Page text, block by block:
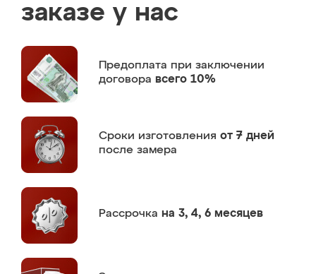
заказе у нас
Предоплата при заключении
договора всего 10%
Сроки изготовления от 7 дней
после замера
Рассрочка на 3, 4, 6 месяцев